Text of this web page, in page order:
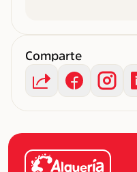
Comparte